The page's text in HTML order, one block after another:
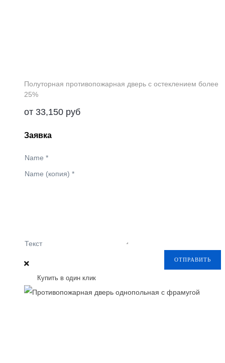
Полуторная противопожарная дверь с остеклением более
25%
от 33,150 руб
Заявка
Name *
Name (копия) *
Текст
ОТПРАВИТЬ
Купить в один клик